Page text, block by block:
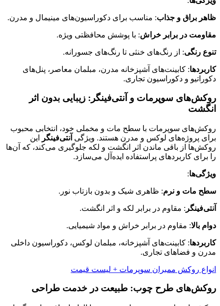
ظاهر براق و جذاب: مناسب برای دکوراسیون‌های مینیمال و مدرن.
مقاومت در برابر خراش: با پوشش محافظتی ویژه.
تنوع رنگی: از رنگ‌های خنثی تا رنگ‌های جسورانه.
کاربردها: کابینت‌های آشپزخانه مدرن، مبلمان معاصر، پنل‌های
دکوراتیو و دکوراسیون تجاری.
روکش‌های سوپرمات و آنتی‌فینگر: زیبایی بدون اثر
انگشت
روکش‌های سوپرمات با سطح مات و مخملی خود، انتخابی محبوب
برای پروژه‌های لوکس و مدرن هستند. ویژگی آنتی‌فینگر
این
روکش‌ها از باقی ماندن اثر انگشت و لکه جلوگیری می‌کند، که آن‌ها
را برای کاربردهای پراستفاده ایده‌آل می‌سازد.
ویژگی‌ها:
سطح مات و نرم: ظاهری شیک و بدون بازتاب نور.
آنتی‌فینگر : مقاوم در برابر لکه و اثر انگشت.
دوام بالا: مقاوم در برابر خراش و مواد شیمیایی.
کاربردها: کابینت‌های آشپزخانه، مبلمان لوکس، دکوراسیون داخلی
مدرن و فضاهای تجاری.
انواع روکش ممبران سوپرمات + لیست قیمت
روکش‌های طرح چوب: طبیعت در خدمت طراحی